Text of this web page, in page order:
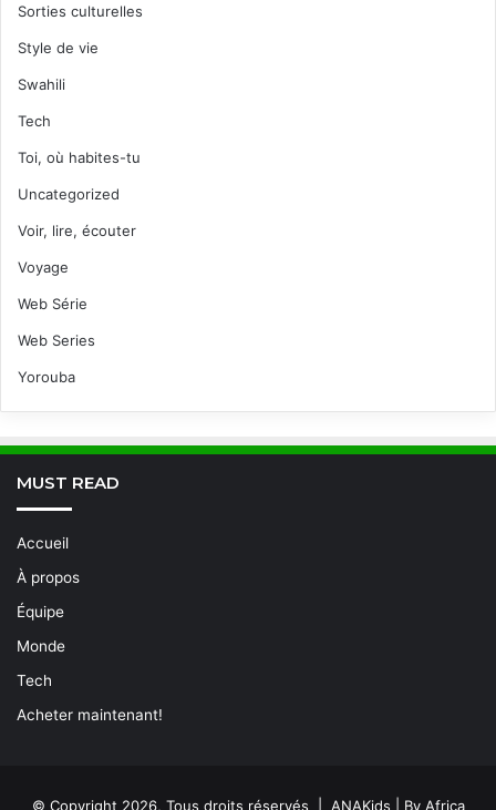
Sorties culturelles
Style de vie
Swahili
Tech
Toi, où habites-tu
Uncategorized
Voir, lire, écouter
Voyage
Web Série
Web Series
Yorouba
MUST READ
Accueil
À propos
Équipe
Monde
Tech
Acheter maintenant!
© Copyright 2026, Tous droits réservés | ANAKids | By Africa